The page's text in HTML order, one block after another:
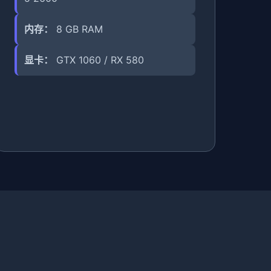
内存： 8 GB RAM
显卡： GTX 1060 / RX 580